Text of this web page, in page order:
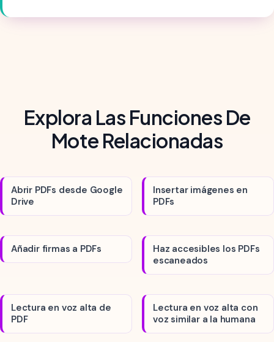
Explora Las Funciones De
Mote Relacionadas
Abrir PDFs desde Google
Drive
Insertar imágenes en
PDFs
Añadir firmas a PDFs
Haz accesibles los PDFs
escaneados
Lectura en voz alta de
PDF
Lectura en voz alta con
voz similar a la humana